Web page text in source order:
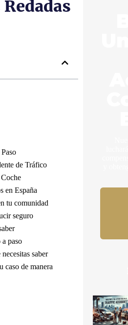
de Tráfico
en España
tu comunidad
seguro
paso
saber
caso de manera